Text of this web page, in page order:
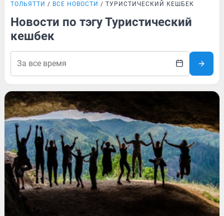
ТОЛЬЯТТИ ВСЕ НОВОСТИ ТУРИСТИЧЕСКИЙ КЕШБЕК
Новости по тэгу Туристический
кешбек